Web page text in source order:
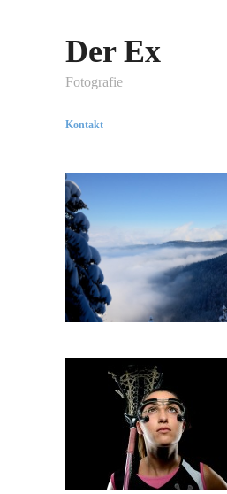
Der Ex
Fotografie
Kontakt